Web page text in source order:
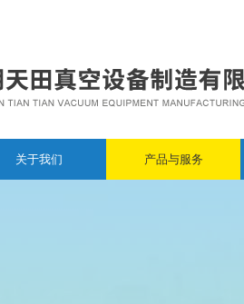
关于我们 产品与服务